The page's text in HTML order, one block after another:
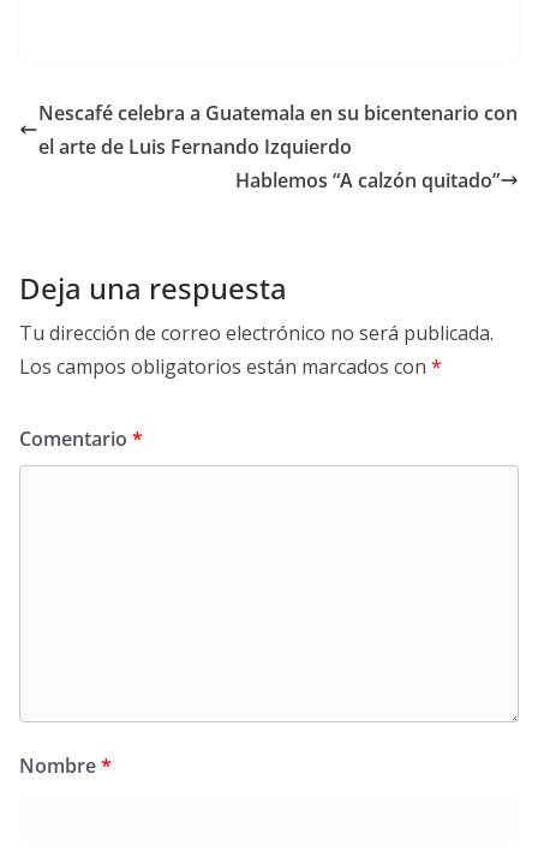
Nescafé celebra a Guatemala en su bicentenario con
el arte de Luis Fernando Izquierdo
Hablemos “A calzón quitado”
Deja una respuesta
Tu dirección de correo electrónico no será publicada.
Los campos obligatorios están marcados con *
Comentario *
Nombre*